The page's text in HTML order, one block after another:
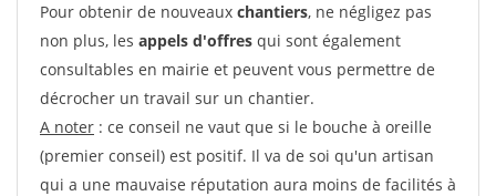
Pour obtenir de nouveaux chantiers, ne négligez pas
non plus, les appels d'offres qui sont également
consultables en mairie et peuvent vous permettre de
décrocher un travail sur un chantier.
A noter : ce conseil ne vaut que si le bouche à oreille
(premier conseil) est positif. Il va de soi qu'un artisan
qui a une mauvaise réputation aura moins de facilités à